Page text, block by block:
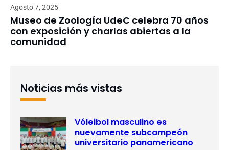
Agosto 7, 2025
Museo de Zoología UdeC celebra 70 años
con exposición y charlas abiertas a la
comunidad
Noticias más vistas
Vóleibol masculino es
nuevamente subcampeón
universitario panamericano